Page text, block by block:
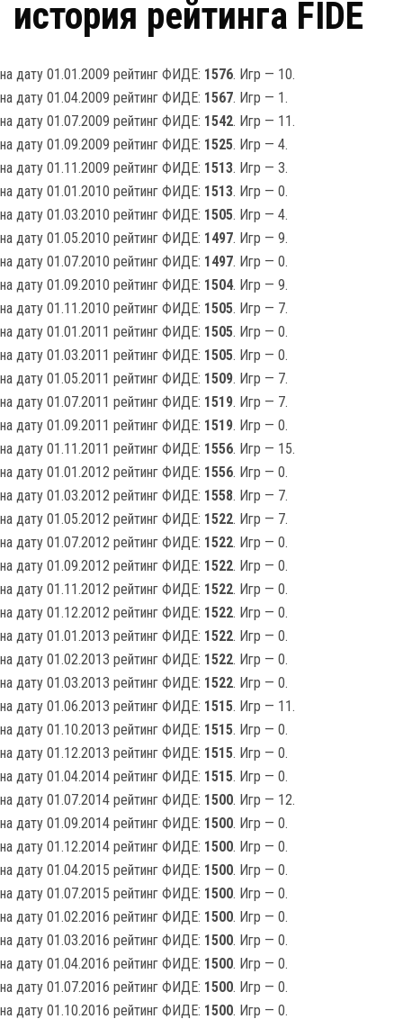
история рейтинга FIDE
на дату 01.01.2009 рейтинг ФИДЕ: 1576. Игр — 10.
на дату 01.04.2009 рейтинг ФИДЕ: 1567. Игр — 1.
на дату 01.07.2009 рейтинг ФИДЕ: 1542. Игр — 11.
на дату 01.09.2009 рейтинг ФИДЕ: 1525. Игр — 4.
на дату 01.11.2009 рейтинг ФИДЕ: 1513. Игр — 3.
на дату 01.01.2010 рейтинг ФИДЕ: 1513. Игр — 0.
на дату 01.03.2010 рейтинг ФИДЕ: 1505. Игр — 4.
на дату 01.05.2010 рейтинг ФИДЕ: 1497. Игр — 9.
на дату 01.07.2010 рейтинг ФИДЕ: 1497. Игр — 0.
на дату 01.09.2010 рейтинг ФИДЕ: 1504. Игр — 9.
на дату 01.11.2010 рейтинг ФИДЕ: 1505. Игр — 7.
на дату 01.01.2011 рейтинг ФИДЕ: 1505. Игр — 0.
на дату 01.03.2011 рейтинг ФИДЕ: 1505. Игр — 0.
на дату 01.05.2011 рейтинг ФИДЕ: 1509. Игр — 7.
на дату 01.07.2011 рейтинг ФИДЕ: 1519. Игр — 7.
на дату 01.09.2011 рейтинг ФИДЕ: 1519. Игр — 0.
на дату 01.11.2011 рейтинг ФИДЕ: 1556. Игр — 15.
на дату 01.01.2012 рейтинг ФИДЕ: 1556. Игр — 0.
на дату 01.03.2012 рейтинг ФИДЕ: 1558. Игр — 7.
на дату 01.05.2012 рейтинг ФИДЕ: 1522. Игр — 7.
на дату 01.07.2012 рейтинг ФИДЕ: 1522. Игр — 0.
на дату 01.09.2012 рейтинг ФИДЕ: 1522. Игр — 0.
на дату 01.11.2012 рейтинг ФИДЕ: 1522. Игр — 0.
на дату 01.12.2012 рейтинг ФИДЕ: 1522. Игр — 0.
на дату 01.01.2013 рейтинг ФИДЕ: 1522. Игр — 0.
на дату 01.02.2013 рейтинг ФИДЕ: 1522. Игр — 0.
на дату 01.03.2013 рейтинг ФИДЕ: 1522. Игр — 0.
на дату 01.06.2013 рейтинг ФИДЕ: 1515. Игр — 11.
на дату 01.10.2013 рейтинг ФИДЕ: 1515. Игр — 0.
на дату 01.12.2013 рейтинг ФИДЕ: 1515. Игр — 0.
на дату 01.04.2014 рейтинг ФИДЕ: 1515. Игр — 0.
на дату 01.07.2014 рейтинг ФИДЕ: 1500. Игр — 12.
на дату 01.09.2014 рейтинг ФИДЕ: 1500. Игр — 0.
на дату 01.12.2014 рейтинг ФИДЕ: 1500. Игр — 0.
на дату 01.04.2015 рейтинг ФИДЕ: 1500. Игр — 0.
на дату 01.07.2015 рейтинг ФИДЕ: 1500. Игр — 0.
на дату 01.02.2016 рейтинг ФИДЕ: 1500. Игр — 0.
на дату 01.03.2016 рейтинг ФИДЕ: 1500. Игр — 0.
на дату 01.04.2016 рейтинг ФИДЕ: 1500. Игр — 0.
на дату 01.07.2016 рейтинг ФИДЕ: 1500. Игр — 0.
на дату 01.10.2016 рейтинг ФИДЕ: 1500. Игр — 0.